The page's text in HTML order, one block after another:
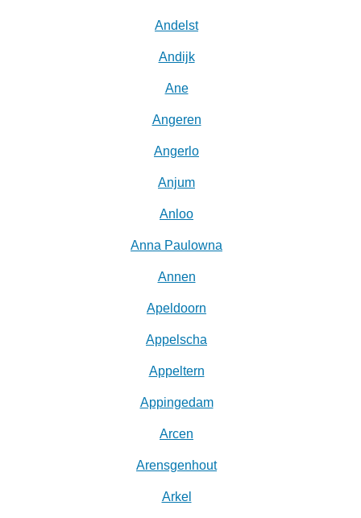
Andelst
Andijk
Ane
Angeren
Angerlo
Anjum
Anloo
Anna Paulowna
Annen
Apeldoorn
Appelscha
Appeltern
Appingedam
Arcen
Arensgenhout
Arkel